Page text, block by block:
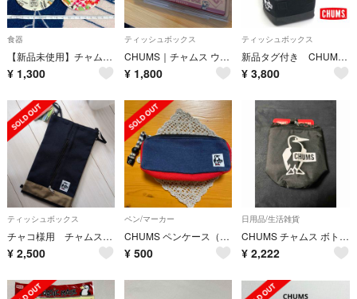
食器
【新品未使用】チャムス CHUMS 小皿 メラミン食器
¥ 1,300
ティッシュボックス
CHUMS｜チャムス ウェットティッシュケース H14XW17XD2cm
¥ 1,800
ティッシュボックス
新品タグ付き CHUMS チャムス トイレットペーパーケース 定価5390円
¥ 3,800
ティッシュボックス
チャコ様用 チャムス ティッシュカバー ホルダー 新品未使用
¥ 2,500
ペン/マーカー
CHUMS ペンケース（中古）
¥ 500
日用品/生活雑貨
CHUMS チャムス ボトルホルダー ブラック BOTTLE HOLDER
¥ 2,222